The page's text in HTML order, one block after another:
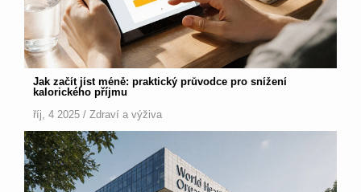
Jak začít jíst méně: praktický průvodce pro snížení
kalorického příjmu
říj, 4 2025 /Zdraví a výživa